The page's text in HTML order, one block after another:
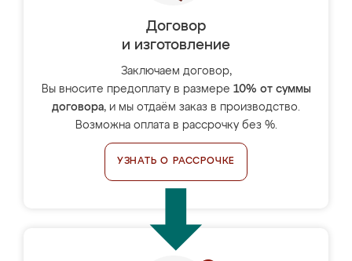
Договор
и изготовление
Заключаем договор,
Вы вносите предоплату в размере 10% от суммы
договора, и мы отдаём заказ в производство.
Возможна оплата в рассрочку без %.
УЗНАТЬ О РАССРОЧКЕ